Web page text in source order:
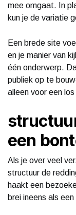
mee omgaat. In
kun je de variatie
Een brede site
en je manier van
één onderwerp.
publiek op te
alleen voor een
een
Als je over veel
structuur de
haakt een
brei ineens als